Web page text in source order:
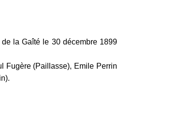
la Gaîté le 30 décembre 1899
Fugère (Paillasse), Emile Perrin